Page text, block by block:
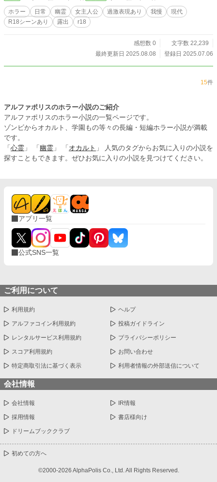
ホラー 日常 幽霊 女主人公 過激表現あり 我慢
現代
R18シーンあり
露出 r18
感想数 0
文字数 22,239
最終更新日 2025.08.08
登録日 2025.07.06
15件
アルファポリスのホラー小説のご紹介
アルファポリスのホラー小説の一覧ページです。
ゾンビからオカルト、学園もの等々の長編・短編ホラー小説が満載
です。
「 心霊 」 「 幽霊 」 「 オカルト 」 人気のタグからお気に入りの小説を
探すこともできます。ぜひお気に入りの小説を見つけてください。
アプリ一覧
公式SNS一覧
ご利用について
利用規約 ヘルプ
アルファコイン利用規約 投稿ガイドライン
レンタルサービス利用規約 プライバシーポリシー
スコア利用規約 お問い合わせ
特定商取引法に基づく表示 利用者情報の外部送信について
会社情報
会社情報 IR情報
採用情報 書店様向け
ドリームブッククラブ
初めての方へ
©2000-2026 AlphaPolis Co., Ltd. All Rights Reserved.